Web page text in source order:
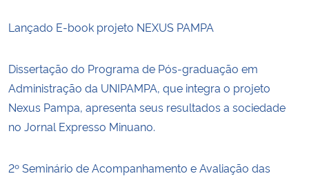
Banco Central do Brasil
Lançado E-book projeto NEXUS PAMPA
Dissertação do Programa de Pós-graduação em
Administração da UNIPAMPA, que integra o projeto
Nexus Pampa, apresenta seus resultados a sociedade
no Jornal Expresso Minuano.
2º Seminário de Acompanhamento e Avaliação das